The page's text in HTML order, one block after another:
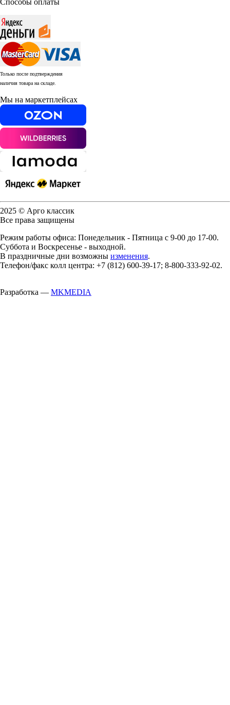
Способы оплаты
Только после подтверждения
наличия товара на складе.
Мы на маркетплейсах
2025 © Арго классик
Все права защищены
Режим работы офиса: Понедельник - Пятница с 9-00 до 17-00.
Суббота и Воскресенье - выходной.
В праздничные дни возможны изменения.
Телефон/факс колл центра: +7 (812) 600-39-17; 8-800-333-92-02.
Разработка — MKMEDIA